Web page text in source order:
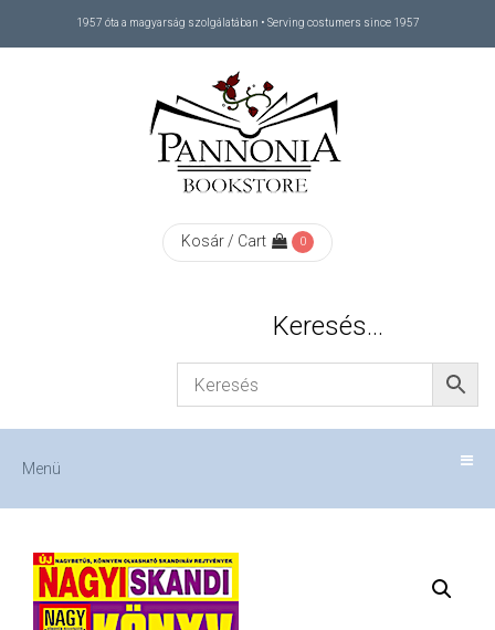
1957 óta a magyarság szolgálatában • Serving costumers since 1957
Kosár / Cart 0
Keresés…
Menü